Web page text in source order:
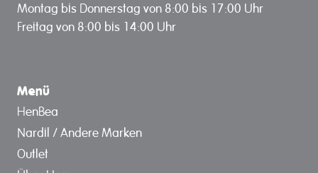
Montag bis Donnerstag von 8:00 bis 17:00 Uhr
Freitag von 8:00 bis 14:00 Uhr
Menü
HenBea
Nardil / Andere Marken
Outlet